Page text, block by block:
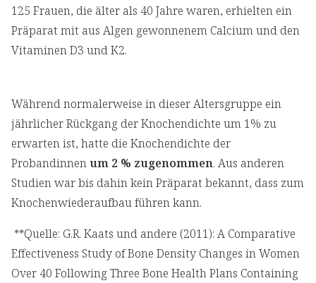
125 Frauen, die älter als 40 Jahre waren, erhielten ein
Präparat mit aus Algen gewonnenem Calcium und den
Vitaminen D3 und K2.
Während normalerweise in dieser Altersgruppe ein
jährlicher Rückgang der Knochendichte um 1% zu
erwarten ist, hatte die Knochendichte der
Probandinnenum 2 % zugenommen. Aus anderen
Studien war bis dahin kein Präparat bekannt, dass zum
Knochenwiederaufbau führen kann.
**Quelle: G.R. Kaats und andere (2011): A Comparative
Effectiveness Study of Bone Density Changes in Women
Over 40 Following Three Bone Health Plans Containing